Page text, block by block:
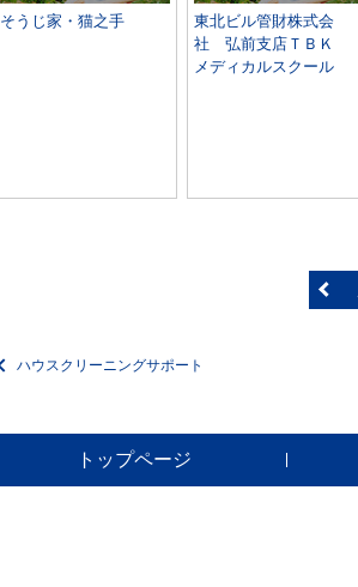
そうじ家・猫之手
東北ビル管財株式会
社 弘前支店ＴＢＫ
メディカルスクール
ハウスクリーニングサポート
トップページ